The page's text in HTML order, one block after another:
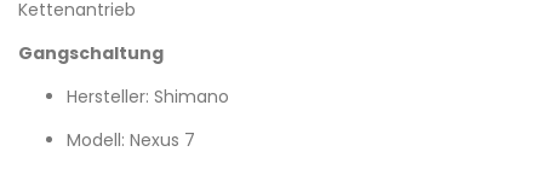
Kettenantrieb
Gangschaltung
Hersteller: Shimano
Modell: Nexus 7